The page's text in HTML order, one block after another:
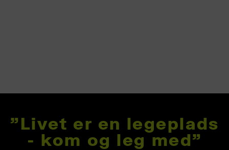
"Livet er en legeplads
- kom og leg med"